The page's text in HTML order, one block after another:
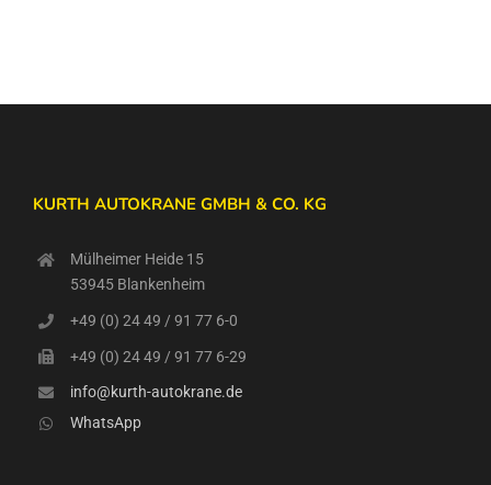
KURTH AUTOKRANE GMBH & CO. KG
Mülheimer Heide 15
53945 Blankenheim
+49 (0) 24 49 / 91 77 6-0
+49 (0) 24 49 / 91 77 6-29
info@kurth-autokrane.de
WhatsApp